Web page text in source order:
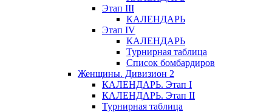
Этап III
КАЛЕНДАРЬ
Этап IV
КАЛЕНДАРЬ
Турнирная таблица
Список бомбардиров
Женщины. Дивизион 2
КАЛЕНДАРЬ. Этап I
КАЛЕНДАРЬ. Этап II
Турнирная таблица